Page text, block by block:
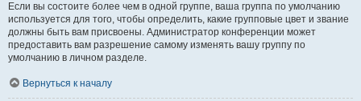
Если вы состоите более чем в одной группе, ваша группа по умолчанию
используется для того, чтобы определить, какие групповые цвет и звание
должны быть вам присвоены. Администратор конференции может
предоставить вам разрешение самому изменять вашу группу по
умолчанию в личном разделе.
Вернуться к началу